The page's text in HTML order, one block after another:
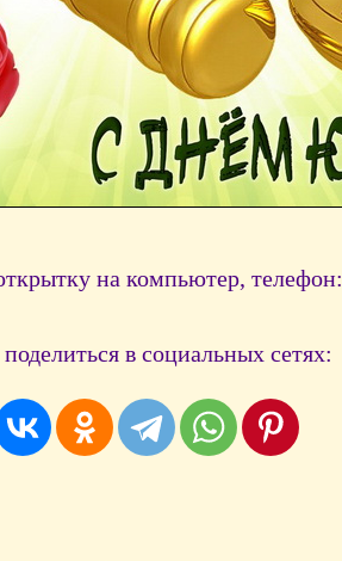
на компьютер, телефон:
в социальных сетях: